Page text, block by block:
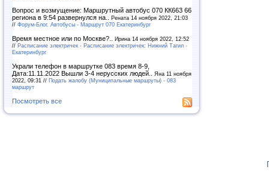
Вопрос и возмущение: Маршрутный автобус 070 КК663 66
региона в 9:54 развернулся на.. Рената 14 ноября 2022, 21:03
// Форум-Блог. Автобусы - Маршрут 070 Екатеринбург
Время местное или по Москве?.. Ирина 14 ноября 2022, 12:52
// Расписание электричек - Расписание электричек: Нижний Тагил -
Екатеринбург
Украли телефон в маршрутке 083 время 8-9,
Дата:11.11.2022 Вышли 3-4 нерусских людей.. Яна 11 ноября
2022, 09:31 // Подать жалобу (Муниципальные маршруты) - 083
маршрут
Посмотреть все